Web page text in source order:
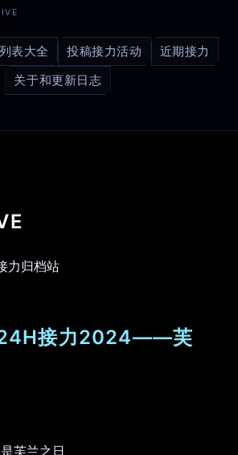
表大全 投稿接力活动
近期接力
关于和更新日志
力归档站
接力2024——芙
芙兰之日